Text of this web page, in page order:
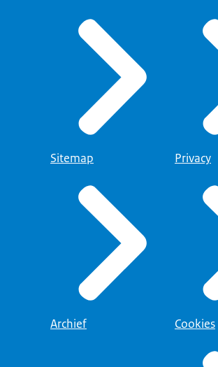
Sitemap
Archief
Privacy
Cookies